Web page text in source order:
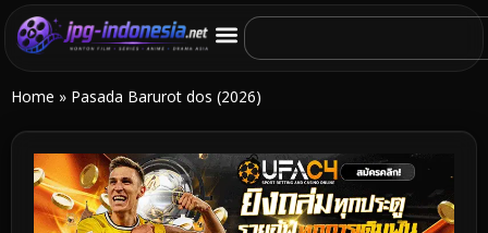
Home » Pasada Barurot dos (2026)